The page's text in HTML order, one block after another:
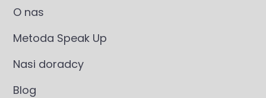
O nas
Metoda Speak Up
Nasi doradcy
Blog